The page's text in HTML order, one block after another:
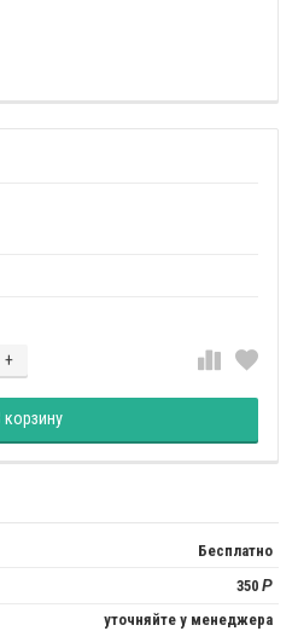
+
корзину
Бесплатно
350 Р
уточняйте у менеджера